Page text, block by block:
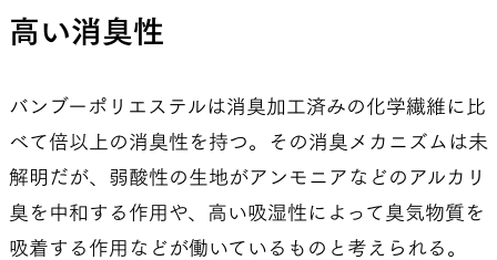
高い消臭性
バンブーポリエステルは消臭加工済みの化学繊維に比
べて倍以上の消臭性を持つ。その消臭メカニズムは未
解明だが、弱酸性の生地がアンモニアなどのアルカリ
臭を中和する作用や、高い吸湿性によって臭気物質を
吸着する作用などが働いているものと考えられる。